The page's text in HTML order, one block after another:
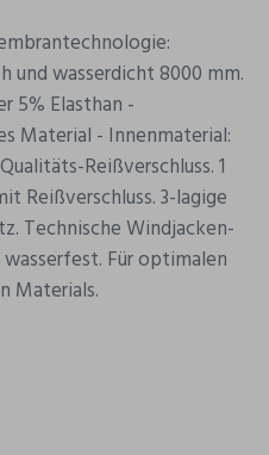
und wasserdicht 8000 mm.
5% Elasthan -
Material - Innenmaterial:
Reißverschluss. 1
Reißverschluss. 3-lagige
Technische Windjacken-
Für optimalen
Materials.